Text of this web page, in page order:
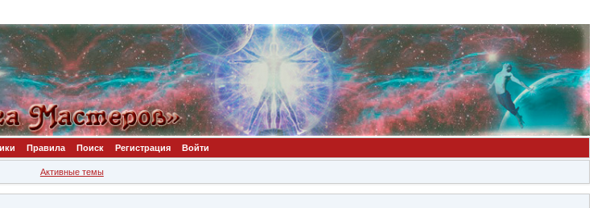
Правила Поиск Регистрация Войти
Активные темы